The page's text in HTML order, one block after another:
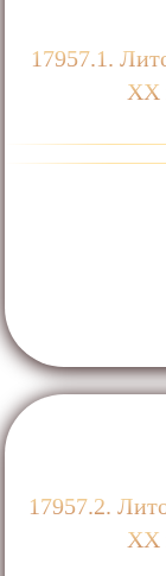
17957.1.
ХХ
17957.2.
ХХ